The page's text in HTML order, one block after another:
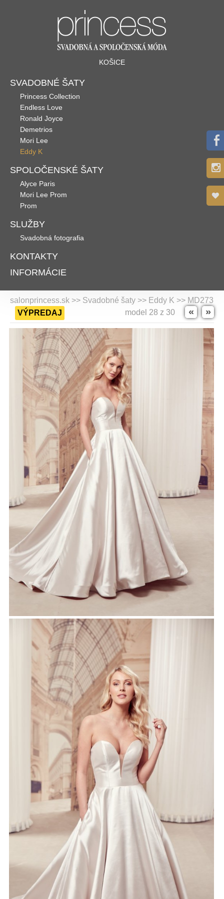
KOŠICE
SVADOBNÉ ŠATY
Princess Collection
Endless Love
Ronald Joyce
Demetrios
Mori Lee
Eddy K
SPOLOČENSKÉ ŠATY
Alyce Paris
Mori Lee Prom
Prom
SLUŽBY
Svadobná fotografia
KONTAKTY
INFORMÁCIE
salonprincess.sk >> Svadobné šaty >> Eddy K >> MD273
VÝPREDAJ
»
«
model 28 z 30